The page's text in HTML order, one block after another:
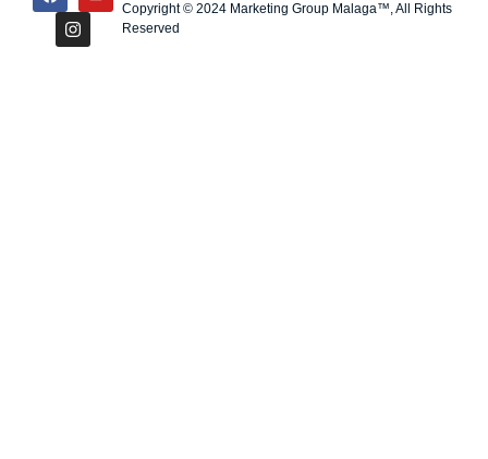
Copyright © 2024 Marketing Group Malaga™, All Rights
Reserved